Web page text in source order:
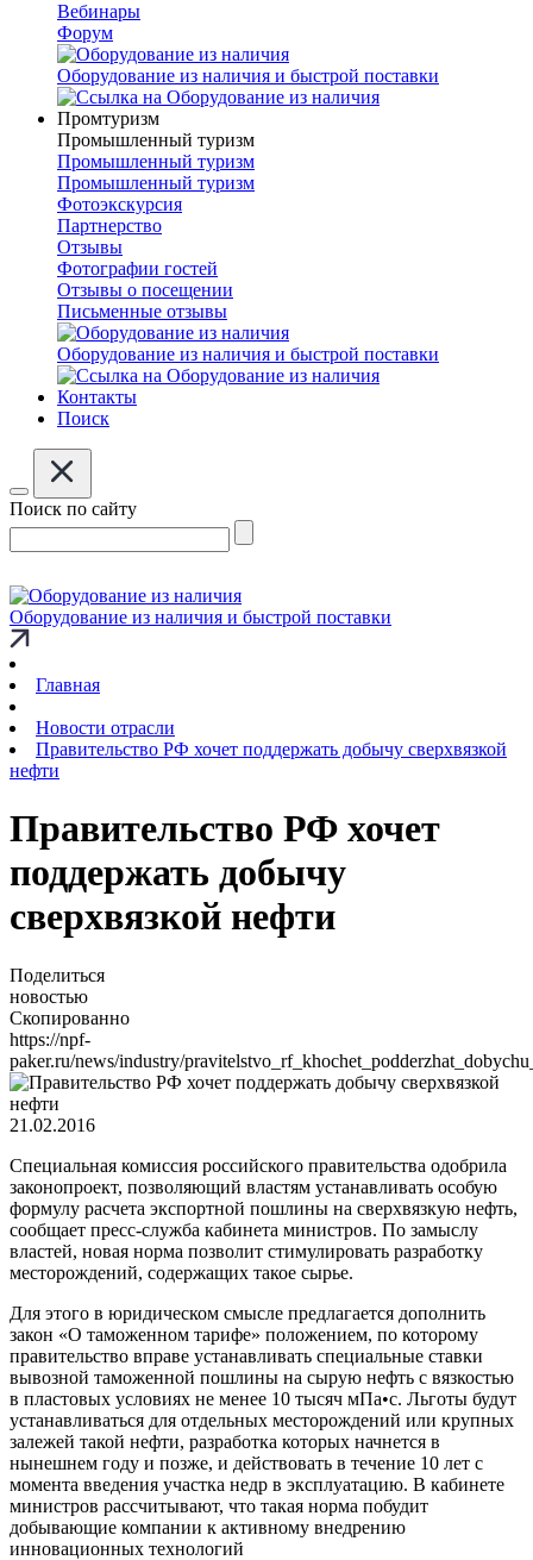
Вебинары
Форум
Оборудование из наличия и быстрой поставки
Промтуризм
Промышленный туризм
Промышленный туризм
Промышленный туризм
Фотоэкскурсия
Партнерство
Отзывы
Фотографии гостей
Отзывы о посещении
Письменные отзывы
Оборудование из наличия и быстрой поставки
Контакты
Поиск
Поиск по сайту
Оборудование из наличия и быстрой поставки
Главная
Новости отрасли
Правительство РФ хочет поддержать добычу сверхвязкой
нефти
Правительство РФ хочет
поддержать добычу
сверхвязкой нефти
Поделиться
новостью
Скопированно
https://npf-
paker.ru/news/industry/
21.02.2016
Специальная комиссия российского правительства одобрила
законопроект, позволяющий властям устанавливать особую
формулу расчета экспортной пошлины на сверхвязкую нефть,
сообщает пресс-служба кабинета министров. По замыслу
властей, новая норма позволит стимулировать разработку
месторождений, содержащих такое сырье.
Для этого в юридическом смысле предлагается дополнить
закон «О таможенном тарифе» положением, по которому
правительство вправе устанавливать специальные ставки
вывозной таможенной пошлины на сырую нефть с вязкостью
в пластовых условиях не менее 10 тысяч мПа•с. Льготы будут
устанавливаться для отдельных месторождений или крупных
залежей такой нефти, разработка которых начнется в
нынешнем году и позже, и действовать в течение 10 лет с
момента введения участка недр в эксплуатацию. В кабинете
министров рассчитывают, что такая норма побудит
добывающие компании к активному внедрению
инновационных технологий